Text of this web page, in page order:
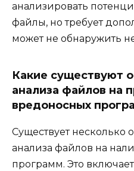
анализировать
файлы, но требует
может не обнаружить
Какие существуют
анализа файлов на
вредоносных
Существует несколько
анализа файлов на
программ. Это